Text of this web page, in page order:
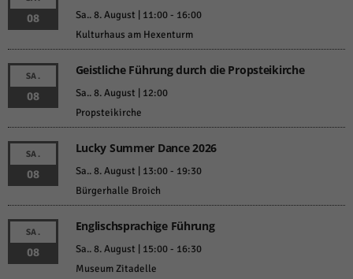
08 Sa.. 8. August | 11:00- 16:00
Kulturhaus am Hexenturm
SA.
08
Geistliche Führung durch die Propsteikirche
Sa.. 8. August | 12:00
Propsteikirche
SA.
08
Lucky Summer Dance 2026
Sa.. 8. August | 13:00- 19:30
Bürgerhalle Broich
SA.
08
Englischsprachige Führung
Sa.. 8. August | 15:00- 16:30
Museum Zitadelle